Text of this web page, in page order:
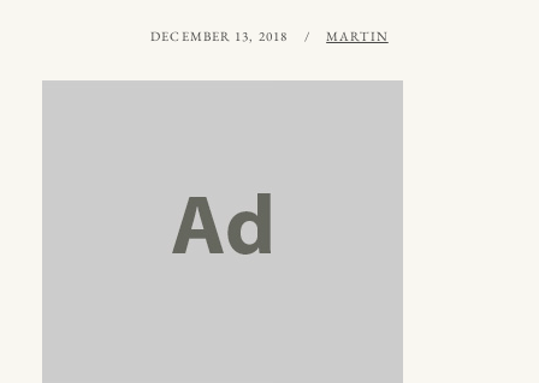
PUBLICERAT
DECEMBER 13, 2018 AV
MARTIN